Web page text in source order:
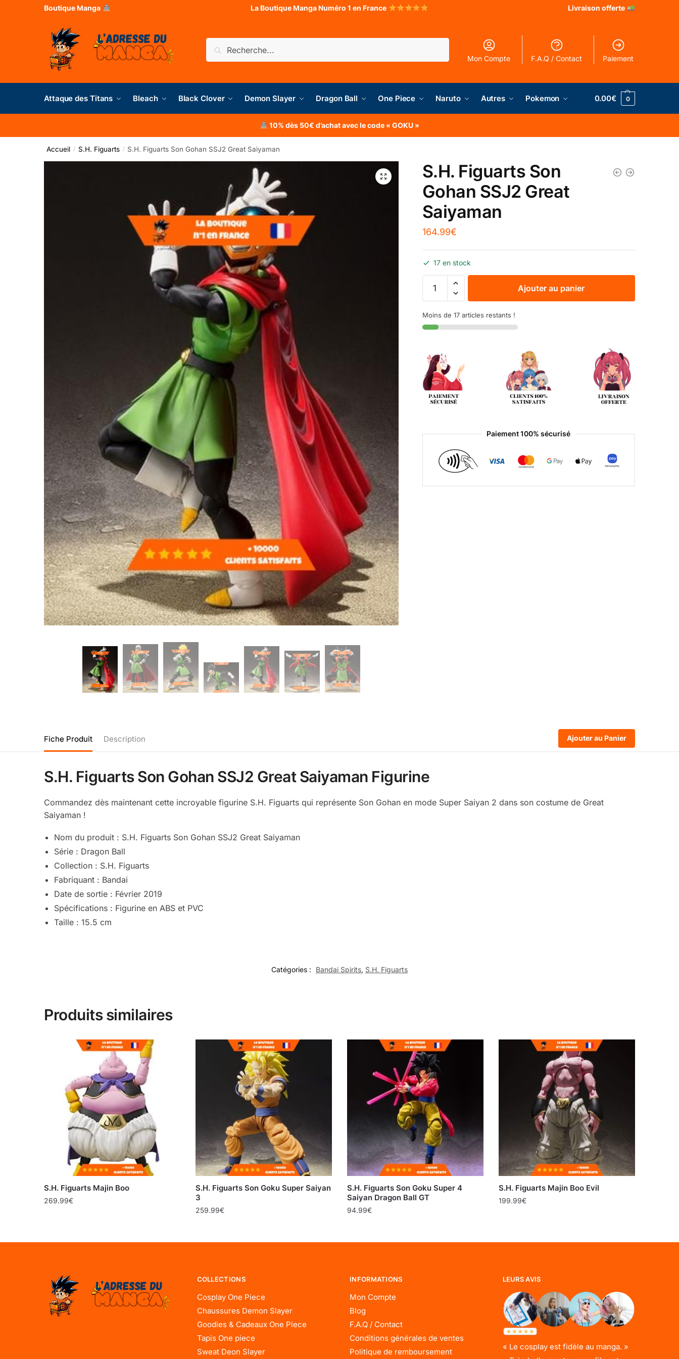
Boutique Manga La Boutique Manga Numéro 1 en France Livraison offerte
Mon Compte F.A.Q / Contact Paiement
Attaque des Titans Bleach Black Clover Demon Slayer Dragon Ball One Piece Naruto Autres Pokemon 0.00€ 0
10% dès 50€ d’achat avec le code « GOKU »
Accueil / S.H. Figuarts / S.H. Figuarts Son Gohan SSJ2 Great Saiyaman
S.H. Figuarts Son
Gohan SSJ2 Great
Saiyaman
164.99€
17 en stock
Ajouter au panier
Moins de 17 articles restants !
Paiement 100% sécurisé
Fiche Produit Description Ajouter au Panier
S.H. Figuarts Son Gohan SSJ2 Great Saiyaman Figurine
Commandez dès maintenant cette incroyable figurine S.H. Figuarts qui représente Son Gohan en mode Super Saiyan 2 dans son costume de Great
Saiyaman !
Nom du produit : S.H. Figuarts Son Gohan SSJ2 Great Saiyaman
Série : Dragon Ball
Collection : S.H. Figuarts
Fabriquant : Bandai
Date de sortie : Février 2019
Spécifications : Figurine en ABS et PVC
Taille : 15.5 cm
Catégories : Bandai Spirits, S.H. Figuarts
Produits similaires
S.H. Figuarts Majin Boo
269.99€
S.H. Figuarts Son Goku Super Saiyan
3
259.99€
S.H. Figuarts Son Goku Super 4
Saiyan Dragon Ball GT
94.99€
S.H. Figuarts Majin Boo Evil
199.99€
COLLECTIONS
Cosplay One Piece
Chaussures Demon Slayer
Goodies & Cadeaux One Piece
Tapis One piece
Sweat Deon Slayer
INFORMATIONS
Mon Compte
Blog
F.A.Q / Contact
Conditions générales de ventes
Politique de remboursement
LEURS AVIS
« Le cosplay est fidèle au manga. »